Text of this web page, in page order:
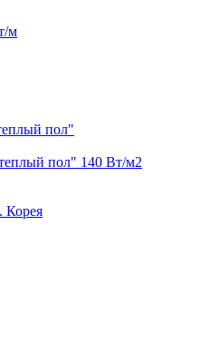
м
пол"
пол" 140 Вт/м2
Корея